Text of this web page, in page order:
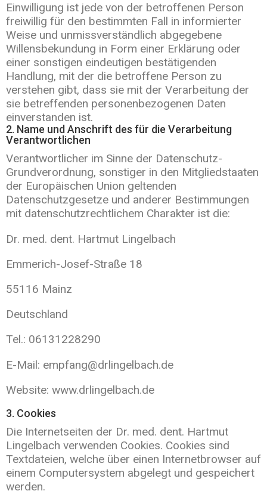
Einwilligung ist jede von der betroffenen Person
freiwillig für den bestimmten Fall in informierter
Weise und unmissverständlich abgegebene
Willensbekundung in Form einer Erklärung oder
einer sonstigen eindeutigen bestätigenden
Handlung, mit der die betroffene Person zu
verstehen gibt, dass sie mit der Verarbeitung der
sie betreffenden personenbezogenen Daten
einverstanden ist.
2. Name und Anschrift des für die Verarbeitung
Verantwortlichen
Verantwortlicher im Sinne der Datenschutz-
Grundverordnung, sonstiger in den Mitgliedstaaten
der Europäischen Union geltenden
Datenschutzgesetze und anderer Bestimmungen
mit datenschutzrechtlichem Charakter ist die:
Dr. med. dent. Hartmut Lingelbach
Emmerich-Josef-Straße 18
55116 Mainz
Deutschland
Tel.: 06131228290
E-Mail: empfang@drlingelbach.de
Website: www.drlingelbach.de
3. Cookies
Die Internetseiten der Dr. med. dent. Hartmut
Lingelbach verwenden Cookies. Cookies sind
Textdateien, welche über einen Internetbrowser auf
einem Computersystem abgelegt und gespeichert
werden.